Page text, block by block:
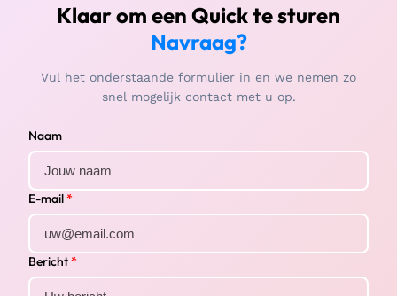
Klaar om een Quick te sturen
Navraag?
Vul het onderstaande formulier in en we nemen zo
snel mogelijk contact met u op.
Naam
E-mail*
Bericht*